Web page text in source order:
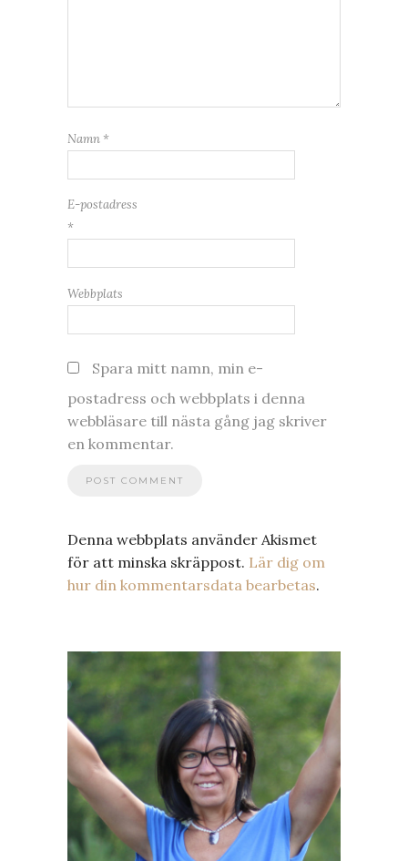
Namn *
E-postadress
*
Webbplats
Spara mitt namn, min e-
postadress och webbplats i denna
webbläsare till nästa gång jag skriver
en kommentar.
Denna webbplats använder Akismet
för att minska skräppost. Lär dig om
hur din kommentarsdata bearbetas.